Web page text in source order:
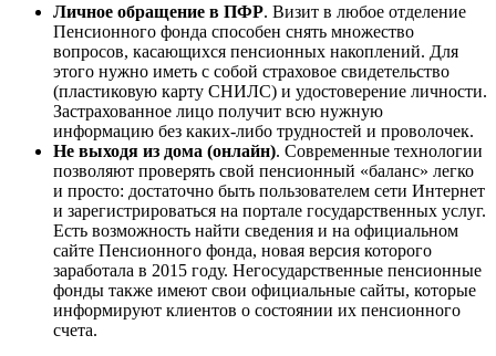
Личное обращение в ПФР. Визит в любое отделение
Пенсионного фонда способен снять множество
вопросов, касающихся пенсионных накоплений. Для
этого нужно иметь с собой страховое свидетельство
(пластиковую карту СНИЛС) и удостоверение личности.
Застрахованное лицо получит всю нужную
информацию без каких-либо трудностей и проволочек.
Не выходя из дома (онлайн). Современные технологии
позволяют проверять свой пенсионный «баланс» легко
и просто: достаточно быть пользователем сети Интернет
и зарегистрироваться на портале государственных услуг.
Есть возможность найти сведения и на официальном
сайте Пенсионного фонда, новая версия которого
заработала в 2015 году. Негосударственные пенсионные
фонды также имеют свои официальные сайты, которые
информируют клиентов о состоянии их пенсионного
счета.